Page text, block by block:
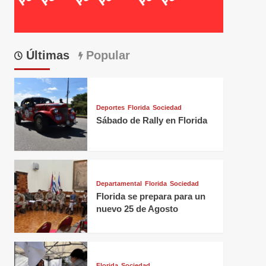
Últimas Popular
Deportes Florida Sociedad
Sábado de Rally en Florida
Departamental Florida Sociedad
Florida se prepara para un
nuevo 25 de Agosto